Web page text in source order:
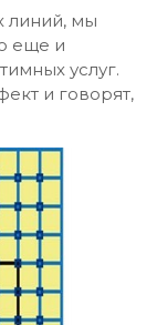
линий, мы
еще и
услуг.
и говорят,